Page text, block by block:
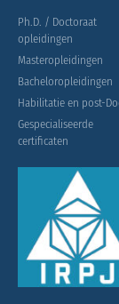
Ph.D. / Doctoraat
opleidingen
Masteropleidingen
Bacheloropleidingen
Habilitatie en post-
Gespecialiseerde
certificaten